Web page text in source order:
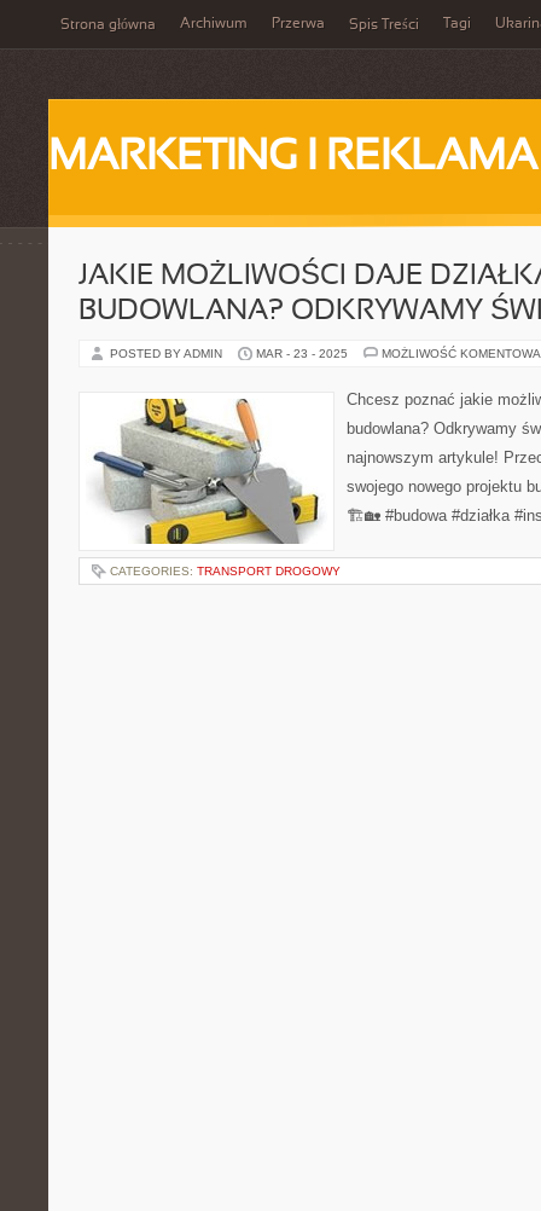
Strona główna Archiwum Przerwa Spis Treści Tagi
MARKETING I REKLAMA
JAKIE MOŻLIWOŚCI DAJE
BUDOWLANA? ODKRYWAMY
POSTED BY ADMIN MAR - 23 - 2025 MOŻLIWOŚĆ
Chcesz poznać jakie
budowlana? Odkrywamy
najnowszym artykule!
swojego nowego projektu
🏗️🏡 #budowa #działka
CATEGORIES: TRANSPORT DROGOWY